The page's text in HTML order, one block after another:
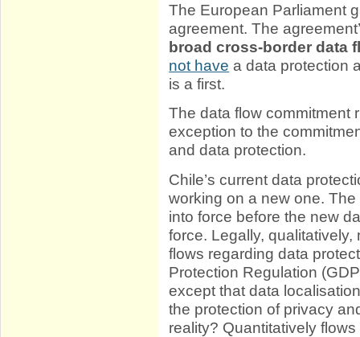
The European Parliament
agreement. The
broad cross-border data
not have a data protection
is a first.
The data flow commitment
exception to the
and data protection.
Chile’s current data
working on a new one.
into force before the new
force. Legally,
flows regarding data
Protection Regulation
except that data
the protection of privacy
reality? Quantitatively